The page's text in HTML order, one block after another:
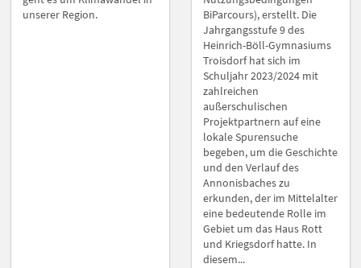
unserer Region.
BiParcours), erstellt. Die
Jahrgangsstufe 9 des
Heinrich-Böll-Gymnasiums
Troisdorf hat sich im
Schuljahr 2023/2024 mit
zahlreichen
außerschulischen
Projektpartnern auf eine
lokale Spurensuche
begeben, um die Geschichte
und den Verlauf des
Annonisbaches zu
erkunden, der im Mittelalter
eine bedeutende Rolle im
Gebiet um das Haus Rott
und Kriegsdorf hatte. In
diesem...